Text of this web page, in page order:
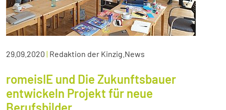
29.09.2020 | Redaktion der Kinzig.News
romeisIE und Die Zukunftsbauer
entwickeln Projekt für neue